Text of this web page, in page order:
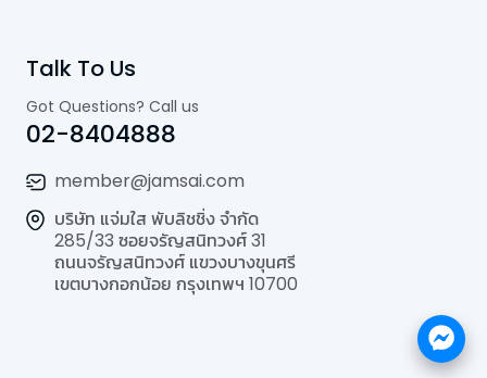
Talk To Us
Got Questions? Call us
02-8404888
member@jamsai.com
บริษัท แจ่มใส พับลิชชิ่ง จำกัด
285/33 ซอยจรัญสนิทวงศ์ 31
ถนนจรัญสนิทวงศ์ แขวงบางขุนศรี
เขตบางกอกน้อย กรุงเทพฯ 10700